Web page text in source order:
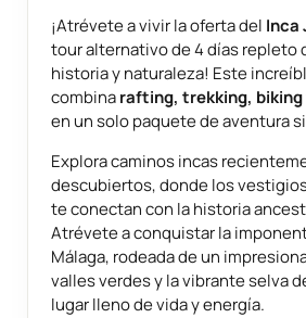
¡Atrévete a vivir la oferta del Inca
tour alternativo de 4 días repleto
historia y naturaleza! Este
combinarafting, trekking, biking
en un solo paquete de aventura
Explora caminos incas
descubiertos, donde los
te conectan con la historia
Atrévete a conquistar la
Málaga, rodeada de un
valles verdes y la vibrante selva
lugar lleno de vida y energía.